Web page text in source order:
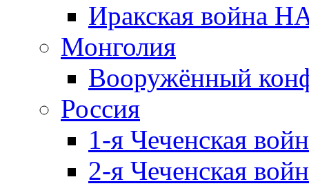
Иракская война
Монголия
Вооружённый
Россия
1-я Чеченская
2-я Чеченская